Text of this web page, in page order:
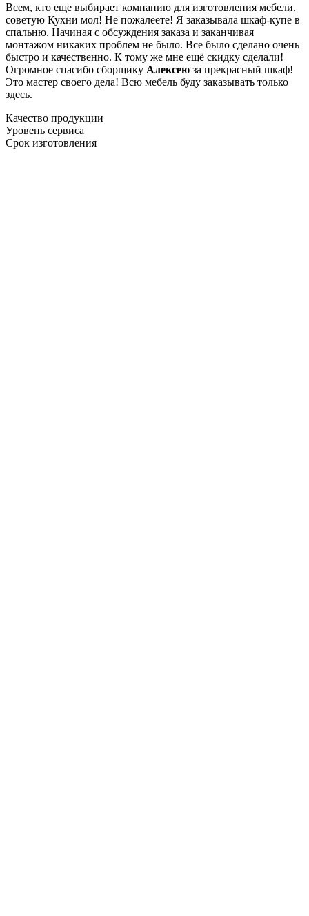
Всем, кто еще выбирает компанию для изготовления мебели,
советую Кухни мол! Не пожалеете! Я заказывала шкаф-купе в
спальню. Начиная с обсуждения заказа и заканчивая
монтажом никаких проблем не было. Все было сделано очень
быстро и качественно. К тому же мне ещё скидку сделали!
Огромное спасибо сборщику Алексею за прекрасный шкаф!
Это мастер своего дела! Всю мебель буду заказывать только
здесь.
Качество продукции
Уровень сервиса
Срок изготовления